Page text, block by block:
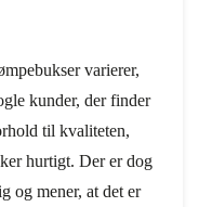
varierer,
kunder, der finder
til kvaliteten,
hurtigt. Der er dog
og mener, at det er